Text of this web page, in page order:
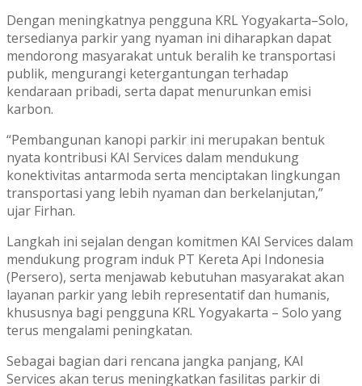
Dengan meningkatnya pengguna KRL Yogyakarta–Solo,
tersedianya parkir yang nyaman ini diharapkan dapat
mendorong masyarakat untuk beralih ke transportasi
publik, mengurangi ketergantungan terhadap
kendaraan pribadi, serta dapat menurunkan emisi
karbon.
“Pembangunan kanopi parkir ini merupakan bentuk
nyata kontribusi KAI Services dalam mendukung
konektivitas antarmoda serta menciptakan lingkungan
transportasi yang lebih nyaman dan berkelanjutan,”
ujar Firhan.
Langkah ini sejalan dengan komitmen KAI Services dalam
mendukung program induk PT Kereta Api Indonesia
(Persero), serta menjawab kebutuhan masyarakat akan
layanan parkir yang lebih representatif dan humanis,
khususnya bagi pengguna KRL Yogyakarta – Solo yang
terus mengalami peningkatan.
Sebagai bagian dari rencana jangka panjang, KAI
Services akan terus meningkatkan fasilitas parkir di